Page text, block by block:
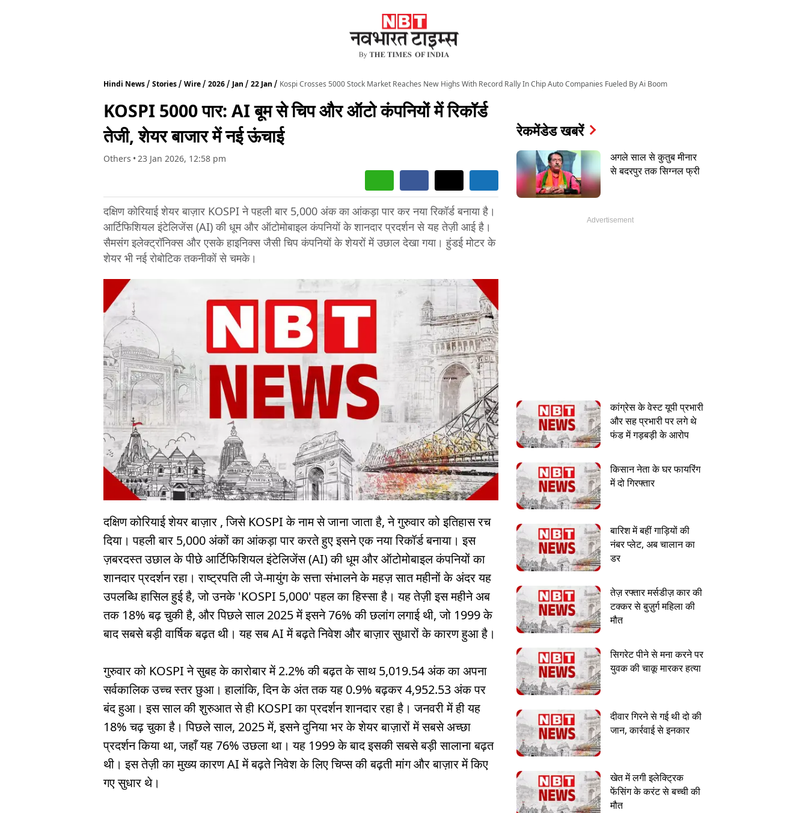
Hindi News Stories Wire 2026 Jan 22 Jan Kospi Crosses 5000 Stock Market Reaches New Highs With Record Rally In Chip Auto Companies Fueled By Ai Boom
KOSPI 5000 पार: AI बूम से चिप और ऑटो कंपनियों में रिकॉर्ड
तेजी, शेयर बाजार में नई ऊंचाई
Others • 23 Jan 2026, 12:58 pm
दक्षिण कोरियाई शेयर बाज़ार KOSPI ने पहली बार 5,000 अंक का आंकड़ा पार कर नया रिकॉर्ड बनाया है।
आर्टिफिशियल इंटेलिजेंस (AI) की धूम और ऑटोमोबाइल कंपनियों के शानदार प्रदर्शन से यह तेज़ी आई है।
सैमसंग इलेक्ट्रॉनिक्स और एसके हाइनिक्स जैसी चिप कंपनियों के शेयरों में उछाल देखा गया। हुंडई मोटर के
शेयर भी नई रोबोटिक तकनीकों से चमके।
दक्षिण कोरियाई शेयर बाज़ार , जिसे KOSPI के नाम से जाना जाता है, ने गुरुवार को इतिहास रच
दिया। पहली बार 5,000 अंकों का आंकड़ा पार करते हुए इसने एक नया रिकॉर्ड बनाया। इस
ज़बरदस्त उछाल के पीछे आर्टिफिशियल इंटेलिजेंस (AI) की धूम और ऑटोमोबाइल कंपनियों का
शानदार प्रदर्शन रहा। राष्ट्रपति ली जे-मायुंग के सत्ता संभालने के महज़ सात महीनों के अंदर यह
उपलब्धि हासिल हुई है, जो उनके 'KOSPI 5,000' पहल का हिस्सा है। यह तेज़ी इस महीने अब
तक 18% बढ़ चुकी है, और पिछले साल 2025 में इसने 76% की छलांग लगाई थी, जो 1999 के
बाद सबसे बड़ी वार्षिक बढ़त थी। यह सब AI में बढ़ते निवेश और बाज़ार सुधारों के कारण हुआ है।
गुरुवार को KOSPI ने सुबह के कारोबार में 2.2% की बढ़त के साथ 5,019.54 अंक का अपना
सर्वकालिक उच्च स्तर छुआ। हालांकि, दिन के अंत तक यह 0.9% बढ़कर 4,952.53 अंक पर
बंद हुआ। इस साल की शुरुआत से ही KOSPI का प्रदर्शन शानदार रहा है। जनवरी में ही यह
18% चढ़ चुका है। पिछले साल, 2025 में, इसने दुनिया भर के शेयर बाज़ारों में सबसे अच्छा
प्रदर्शन किया था, जहाँ यह 76% उछला था। यह 1999 के बाद इसकी सबसे बड़ी सालाना बढ़त
थी। इस तेज़ी का मुख्य कारण AI में बढ़ते निवेश के लिए चिप्स की बढ़ती मांग और बाज़ार में किए
गए सुधार थे।
रेकमेंडेड खबरें
अगले साल से कुतुब मीनार
से बदरपुर तक सिग्नल फ्री
कांग्रेस के वेस्ट यूपी प्रभारी
और सह प्रभारी पर लगे थे
फंड में गड़बड़ी के आरोप
किसान नेता के घर फायरिंग
में दो गिरफ्तार
बारिश में बहीं गाड़ियों की
नंबर प्लेट, अब चालान का
डर
तेज़ रफ्तार मर्सडीज़ कार की
टक्कर से बुज़ुर्ग महिला की
मौत
सिगरेट पीने से मना करने पर
युवक की चाकू मारकर हत्या
दीवार गिरने से गई थी दो की
जान, कार्रवाई से इनकार
खेत में लगी इलेक्ट्रिक
फेंसिंग के करंट से बच्ची की
मौत